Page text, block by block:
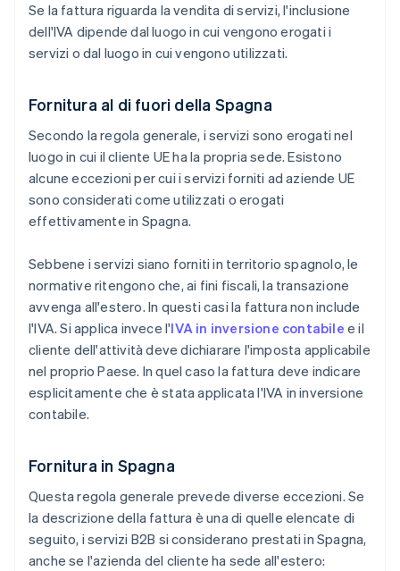
Se la fattura riguarda la vendita di servizi, l'inclusione
dell'IVA dipende dal luogo in cui vengono erogati i
servizi o dal luogo in cui vengono utilizzati.
Fornitura al di fuori della Spagna
Secondo la regola generale, i servizi sono erogati nel
luogo in cui il cliente UE ha la propria sede. Esistono
alcune eccezioni per cui i servizi forniti ad aziende UE
sono considerati come utilizzati o erogati
effettivamente in Spagna.
Sebbene i servizi siano forniti in territorio spagnolo, le
normative ritengono che, ai fini fiscali, la transazione
avvenga all'estero. In questi casi la fattura non include
l'IVA. Si applica invece l'IVA in inversione contabile e il
cliente dell'attività deve dichiarare l'imposta applicabile
nel proprio Paese. In quel caso la fattura deve indicare
esplicitamente che è stata applicata l'IVA in inversione
contabile.
Fornitura in Spagna
Questa regola generale prevede diverse eccezioni. Se
la descrizione della fattura è una di quelle elencate di
seguito, i servizi B2B si considerano prestati in Spagna,
anche se l'azienda del cliente ha sede all'estero: